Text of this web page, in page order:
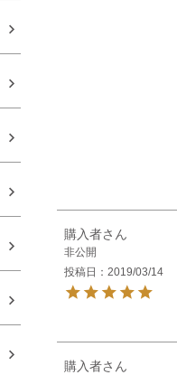
購入者
非公開
投稿日
2019/03/14
購入者